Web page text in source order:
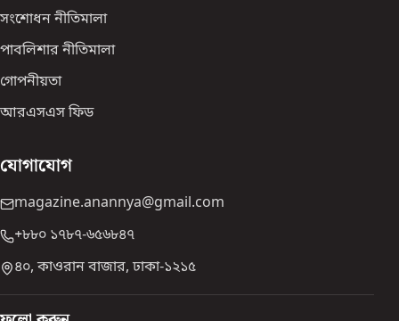
সংশোধন নীতিমালা
পাবলিশার নীতিমালা
গোপনীয়তা
আরএসএস ফিড
যোগাযোগ
magazine.anannya@gmail.com
+৮৮০ ১৭৮৭-৬৫৬৮৪৭
৪০, কাওরান বাজার, ঢাকা-১২১৫